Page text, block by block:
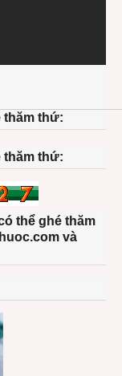
thăm thứ:
thăm thứ:
thể ghé thăm
và